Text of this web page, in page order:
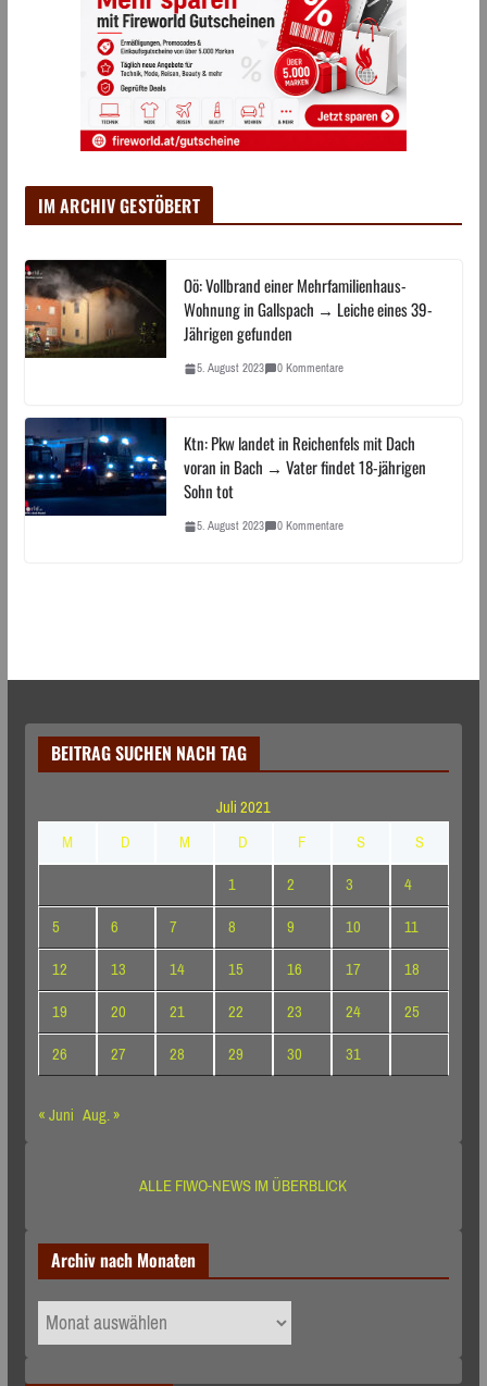
IM ARCHIV GESTÖBERT
Oö: Vollbrand einer Mehrfamilienhaus-
Wohnung in Gallspach → Leiche eines 39-
Jährigen gefunden
5. August 2023 0 Kommentare
Ktn: Pkw landet in Reichenfels mit Dach
voran in Bach → Vater findet 18-jährigen
Sohn tot
5. August 2023 0 Kommentare
BEITRAG SUCHEN NACH TAG
Juli 2021
M
D M D F S
S
1
2 3
4
5
6 7 8 9 10
11
12
13 14 15 16 17
18
19
20 21 22 23 24
25
26
27 28 29 30
31
« Juni Aug. »
ALLE FIWO-NEWS IM ÜBERBLICK
Archiv nach Monaten
Archiv
nach